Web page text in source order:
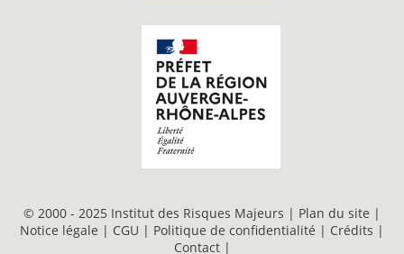
© 2000 - 2025 Institut des Risques Majeurs | Plan du site |
Notice légale | CGU | Politique de confidentialité | Crédits |
Contact |